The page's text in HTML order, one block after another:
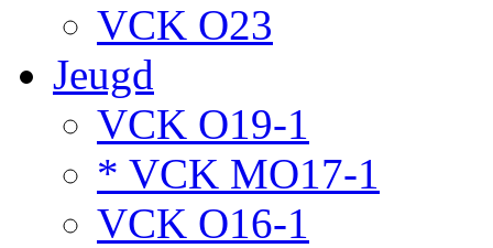
VCK O23
Jeugd
VCK O19-1
* VCK MO17-1
VCK O16-1